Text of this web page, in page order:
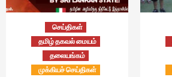
செய்திகள்
தமிழ் தகவல் மையம்
தலையங்கம்
முக்கியச் செய்திகள்